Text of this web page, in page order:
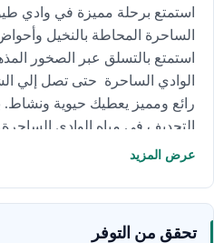
استمتع برحلة مميزة في وادي
الساحرة المحاطة بالنخيل
استمتع بالتسلق عبر الصخور
الوادي الساحرة حتى تصل إلي
رائع ومميز يعطيك حيوية ونشاط.
التجديف في مياه الوادي الساحرة.
واحجز الآن!
عرض المزيد
تحقق من التوفر